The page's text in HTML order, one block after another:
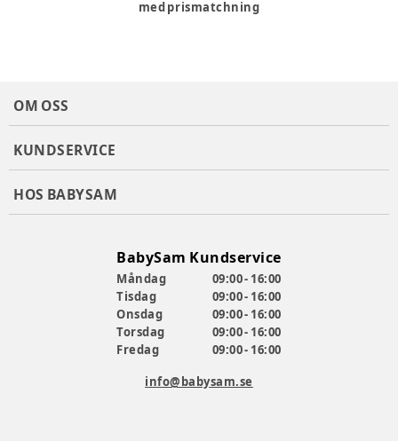
Kina
med prismatchning
OM OSS
KUNDSERVICE
HOS BABYSAM
BabySam Kundservice
Måndag
09:00 - 16:00
Tisdag
09:00 - 16:00
Onsdag
09:00 - 16:00
Torsdag
09:00 - 16:00
Fredag
09:00 - 16:00
info@babysam.se